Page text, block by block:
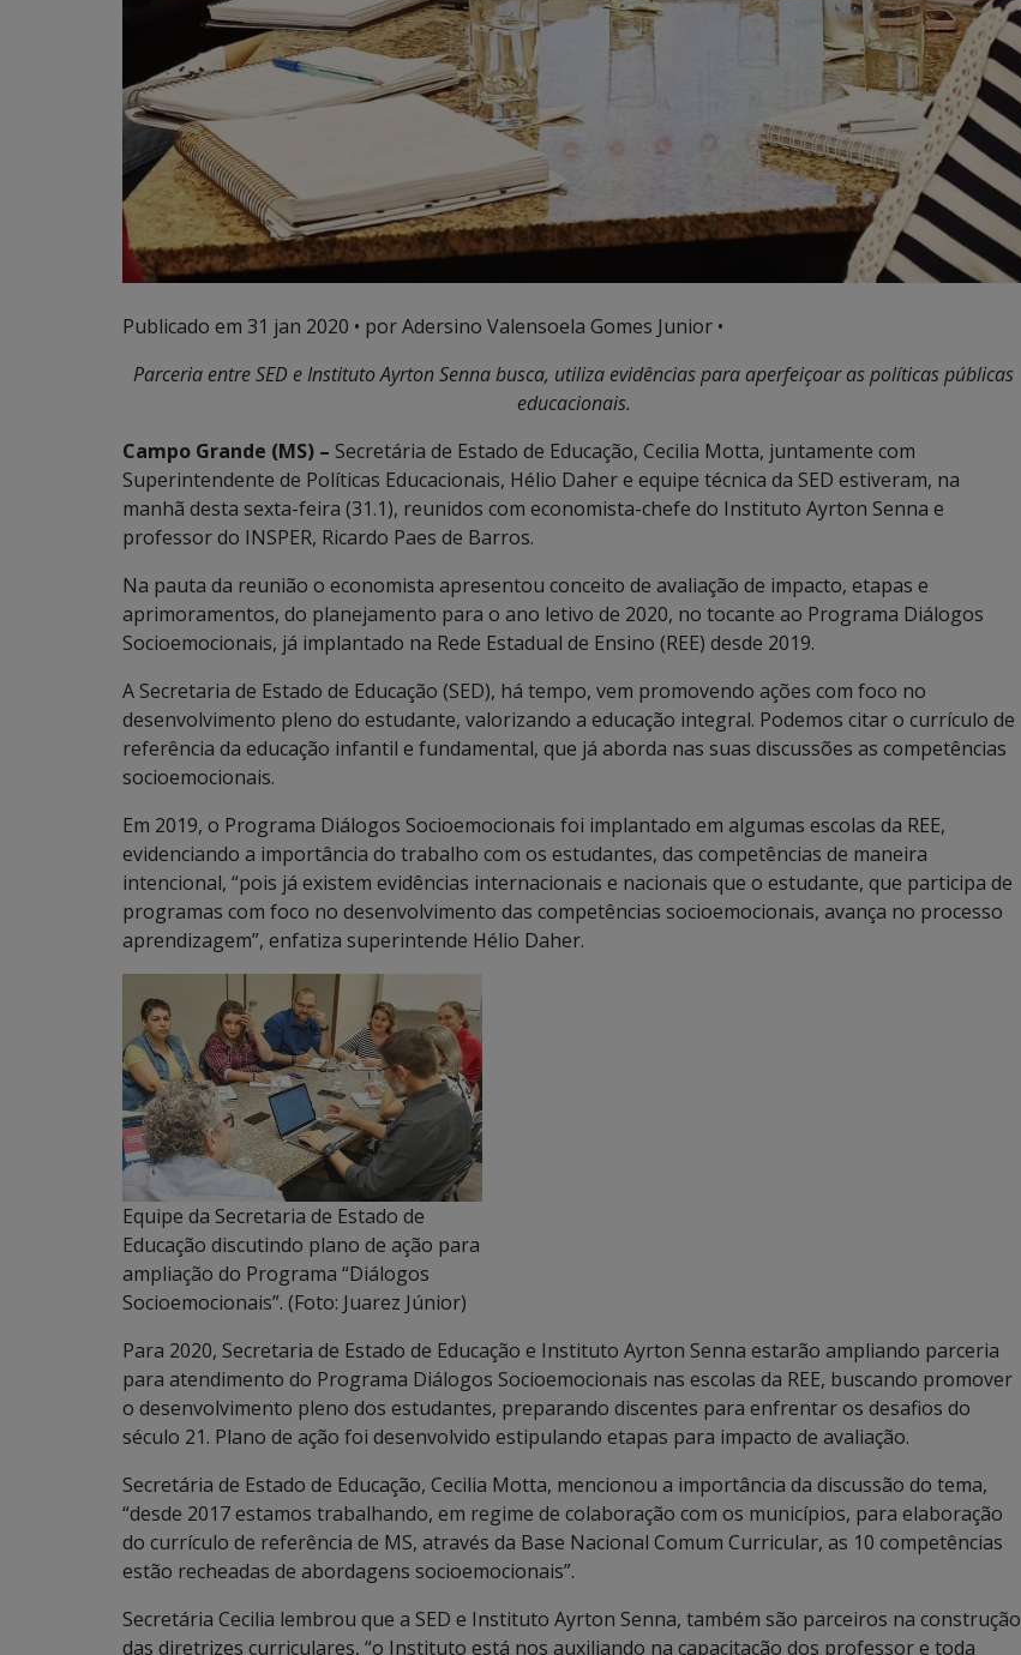
Publicado em 31 jan 2020 • por Adersino Valensoela Gomes Junior •
Parceria entre SED e Instituto Ayrton Senna busca, utiliza evidências para aperfeiçoar as políticas públicas
educacionais.
Campo Grande (MS) – Secretária de Estado de Educação, Cecilia Motta, juntamente com
Superintendente de Políticas Educacionais, Hélio Daher e equipe técnica da SED estiveram, na
manhã desta sexta-feira (31.1), reunidos com economista-chefe do Instituto Ayrton Senna e
professor do INSPER, Ricardo Paes de Barros.
Na pauta da reunião o economista apresentou conceito de avaliação de impacto, etapas e
aprimoramentos, do planejamento para o ano letivo de 2020, no tocante ao Programa Diálogos
Socioemocionais, já implantado na Rede Estadual de Ensino (REE) desde 2019.
A Secretaria de Estado de Educação (SED), há tempo, vem promovendo ações com foco no
desenvolvimento pleno do estudante, valorizando a educação integral. Podemos citar o currículo de
referência da educação infantil e fundamental, que já aborda nas suas discussões as competências
socioemocionais.
Em 2019, o Programa Diálogos Socioemocionais foi implantado em algumas escolas da REE,
evidenciando a importância do trabalho com os estudantes, das competências de maneira
intencional, “pois já existem evidências internacionais e nacionais que o estudante, que participa de
programas com foco no desenvolvimento das competências socioemocionais, avança no processo
aprendizagem”, enfatiza superintende Hélio Daher.
Equipe da Secretaria de Estado de
Educação discutindo plano de ação para
ampliação do Programa “Diálogos
Socioemocionais”. (Foto: Juarez Júnior)
Para 2020, Secretaria de Estado de Educação e Instituto Ayrton Senna estarão ampliando parceria
para atendimento do Programa Diálogos Socioemocionais nas escolas da REE, buscando promover
o desenvolvimento pleno dos estudantes, preparando discentes para enfrentar os desafios do
século 21. Plano de ação foi desenvolvido estipulando etapas para impacto de avaliação.
Secretária de Estado de Educação, Cecilia Motta, mencionou a importância da discussão do tema,
“desde 2017 estamos trabalhando, em regime de colaboração com os municípios, para elaboração
do currículo de referência de MS, através da Base Nacional Comum Curricular, as 10 competências
estão recheadas de abordagens socioemocionais”.
Secretária Cecilia lembrou que a SED e Instituto Ayrton Senna, também são parceiros na construção
das diretrizes curriculares, “o Instituto está nos auxiliando na capacitação dos professor e toda